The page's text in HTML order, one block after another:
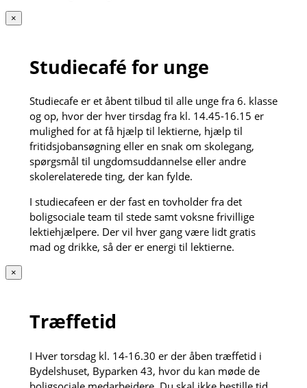
×
Studiecafé for unge
Studiecafe er et åbent tilbud til alle unge fra 6. klasse
og op, hvor der hver tirsdag fra kl. 14.45-16.15 er
mulighed for at få hjælp til lektierne, hjælp til
fritidsjobansøgning eller en snak om skolegang,
spørgsmål til ungdomsuddannelse eller andre
skolerelaterede ting, der kan fylde.
I studiecafeen er der fast en tovholder fra det
boligsociale team til stede samt voksne frivillige
lektiehjælpere. Der vil hver gang være lidt gratis
mad og drikke, så der er energi til lektierne.
×
Træffetid
I Hver torsdag kl. 14-16.30 er der åben træffetid i
Bydelshuset, Byparken 43, hvor du kan møde de